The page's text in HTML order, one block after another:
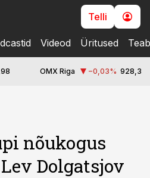
Telli
Videod Üritused
OMX Riga −0,03% 928,3
nõukogus
Dolgatsjov